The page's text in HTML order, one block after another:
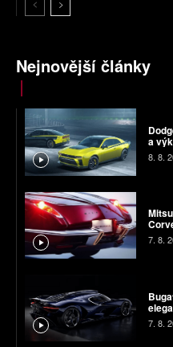
Nejnovější články
a
8. 8.
7. 8.
7. 8.